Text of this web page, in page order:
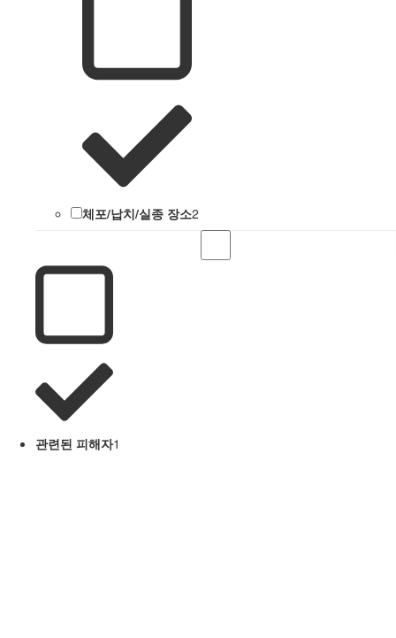
체포/납치/실종 장소2
관련된 피해자1